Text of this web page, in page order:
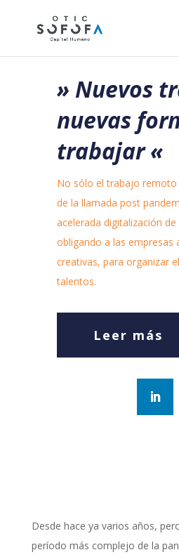
» Nuevos
nuevas
trabajar «
No sólo el trabajo remoto
de la llamada post
acelerada digitalización
obligando a las empresas
creativas, para organizar
talentos.
Leer más
Desde hace ya varios años,
período más complejo de la